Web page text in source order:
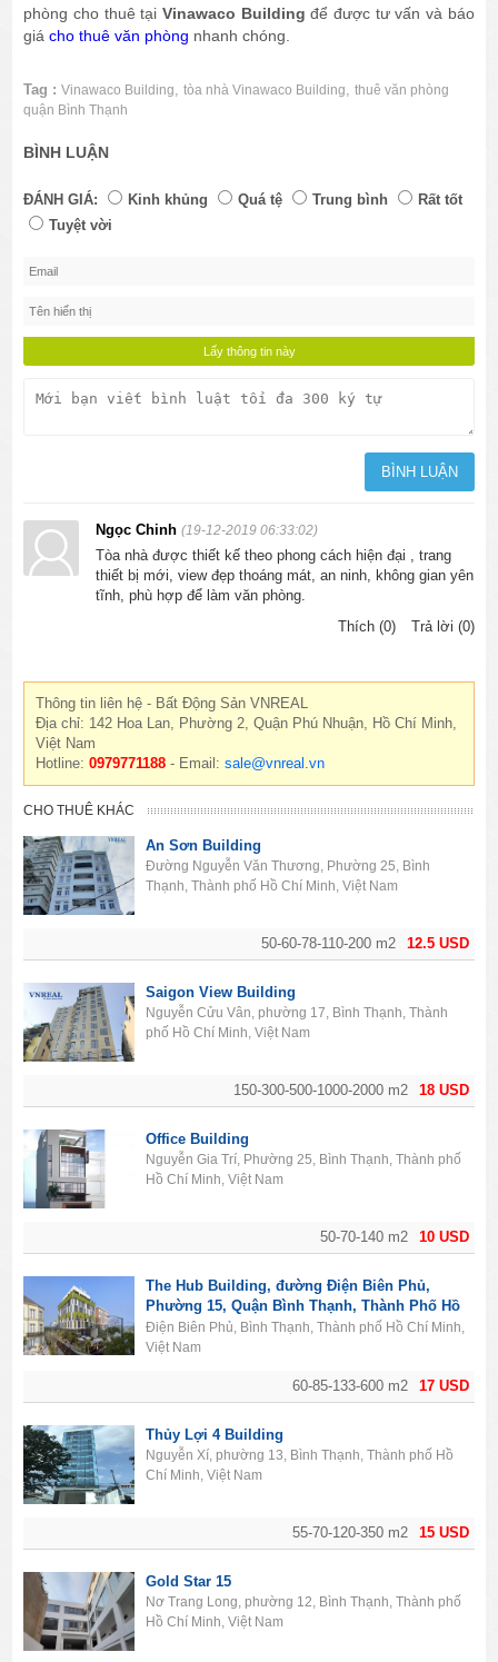
phòng cho thuê tại Vinawaco Building để được tư vấn và báo
giácho thuê văn phòng nhanh chóng.
Tag : Vinawaco Building,tòa nhà Vinawaco Building,thuê văn phòng
quận Bình Thạnh
BÌNH LUẬN
ĐÁNH GIÁ: Kinh khủng Quá tệ Trung bình
Rất tốt
Tuyệt vời
Ngọc Chinh(19-12-2019 06:33:02)
Tòa nhà được thiết kế theo phong cách hiện đại , trang
thiết bị mới, view đẹp thoáng mát, an ninh, không gian yên
tĩnh, phù hợp để làm văn phòng.
Thích (0)
Trả lời (0)
Thông tin liên hệ - Bất Động Sản VNREAL
Địa chỉ: 142 Hoa Lan, Phường 2, Quận Phú Nhuận, Hồ Chí Minh,
Việt Nam
Hotline:0979771188 - Email:sale@vnreal.vn
CHO THUÊ KHÁC
12.5 USD
50-60-78-110-200 m2
An Sơn Building
Đường Nguyễn Văn Thương, Phường 25, Bình
Thạnh, Thành phố Hồ Chí Minh, Việt Nam
18 USD
150-300-500-1000-2000 m2
Saigon View Building
Nguyễn Cửu Vân, phường 17, Bình Thạnh, Thành
phố Hồ Chí Minh, Việt Nam
10 USD
50-70-140 m2
Office Building
Nguyễn Gia Trí, Phường 25, Bình Thạnh, Thành phố
Hồ Chí Minh, Việt Nam
17 USD
60-85-133-600 m2
The Hub Building, đường Điện Biên Phủ,
Phường 15, Quận Bình Thạnh, Thành Phố Hồ
Chí Minh
Điện Biên Phủ, Bình Thạnh, Thành phố Hồ Chí Minh,
Việt Nam
15 USD
55-70-120-350 m2
Thủy Lợi 4 Building
Nguyễn Xí, phường 13, Bình Thạnh, Thành phố Hồ
Chí Minh, Việt Nam
Gold Star 15
Nơ Trang Long, phường 12, Bình Thạnh, Thành phố
Hồ Chí Minh, Việt Nam